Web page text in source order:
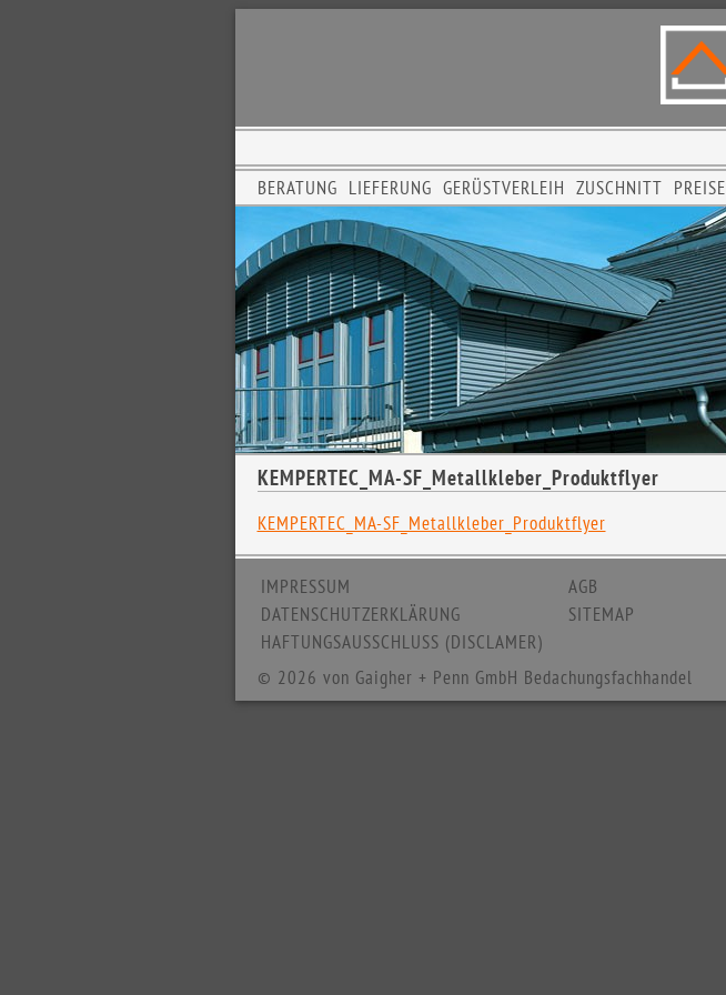
PREISE
ZUSCHNITT
GERÜSTVERLEIH
LIEFERUNG
BERATUNG
KEMPERTEC_MA-SF_Metallkleber_Produktflyer
KEMPERTEC_MA-SF_Metallkleber_Produktflyer
IMPRESSUM
DATENSCHUTZERKLÄRUNG
HAFTUNGSAUSSCHLUSS (DISCLAMER)
AGB
SITEMAP
© 2026 von Gaigher + Penn GmbH Bedachungsfachhandel